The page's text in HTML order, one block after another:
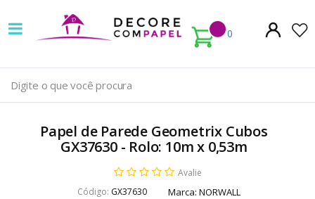
0
Decore
com
papel
é
pioneira
em
venda
Papel de Parede Geometrix Cubos
GX37630 - Rolo: 10m x 0,53m
Avalie
Código: GX37630 Marca: NORWALL